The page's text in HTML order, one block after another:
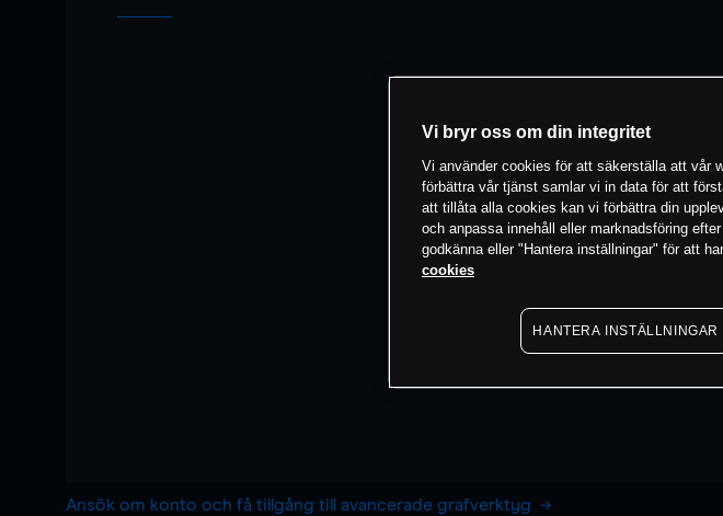
Ansök om konto och få tillgång till avancerade grafverktyg
Vi bryr oss om din integritet
Vi använder cookies för att säkerställa att vår
förbättra vår tjänst samlar vi in data för att
att tillåta alla cookies kan vi förbättra din
och anpassa innehåll eller marknadsföring
godkänna eller "Hantera inställningar" för att
cookies
HANTERA INSTÄLLNINGAR